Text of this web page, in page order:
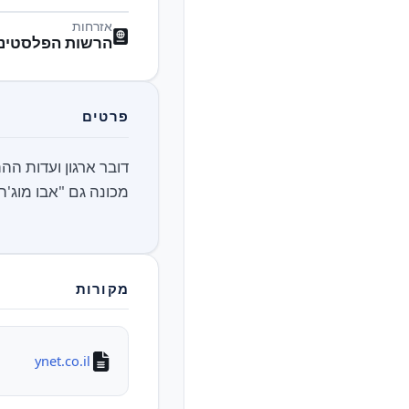
אזרחות
הרשות
פרטים
מכונה גם "אבו
מקורות
ynet.co.il